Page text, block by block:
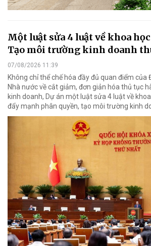
Một luật sửa 4 luật về khoa
Tạo môi trường kinh doanh
07/08/2026 11:39
Không chỉ thể chế hóa đầy đủ quan điểm của
Nhà nước về cắt giảm, đơn giản hóa thủ tục
kinh doanh, Dự án một luật sửa 4 luật về
đẩy mạnh phân quyền, tạo môi trường kinh